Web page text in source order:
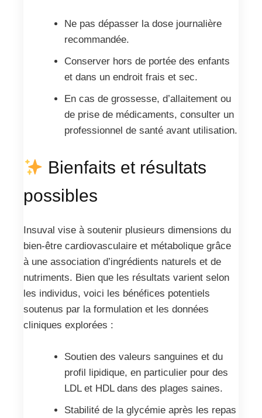
Ne pas dépasser la dose journalière
recommandée.
Conserver hors de portée des enfants
et dans un endroit frais et sec.
En cas de grossesse, d’allaitement ou
de prise de médicaments, consulter un
professionnel de santé avant utilisation.
Bienfaits et résultats
possibles
Insuval vise à soutenir plusieurs dimensions du
bien-être cardiovasculaire et métabolique grâce
à une association d’ingrédients naturels et de
nutriments. Bien que les résultats varient selon
les individus, voici les bénéfices potentiels
soutenus par la formulation et les données
cliniques explorées :
Soutien des valeurs sanguines et du
profil lipidique, en particulier pour des
LDL et HDL dans des plages saines.
Stabilité de la glycémie après les repas